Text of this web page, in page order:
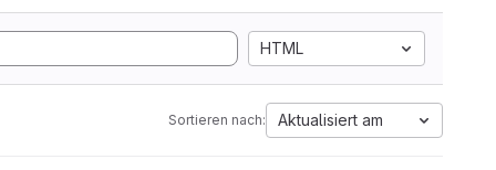
HTML
Sortieren nach: Aktualisiert am